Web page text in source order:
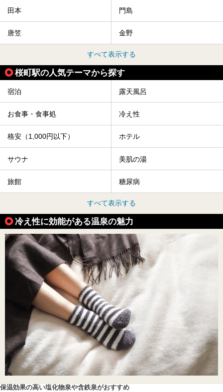
田本 門島
唐笠 金野
すべて表示する
桜町駅の人気テーマから探す
宿泊 露天風呂
お食事・食事処 冷え性
格安（1,000円以下） ホテル
サウナ 美肌の湯
旅館 糖尿病
すべて表示する
冷え性に効能がある温泉の魅力
保温効果の高い塩化物泉や含鉄泉がおすすめ